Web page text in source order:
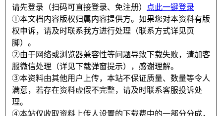
请先登录（扫码可直接登录、免注册）
点此一键登录
①本文档内容版权归属内容提供方。如果您对本资料有版
权申诉，请及时联系我方进行处理（联系方式详见页
脚）。
②由于网络或浏览器兼容性等问题导致下载失败，请加客
服微信处理（详见下载弹窗提示），感谢理解。
③本资料由其他用户上传，本站不保证质量、数量等令人
满意，若存在资料虚假不完整，请及时联系客服投诉处
理。
④本站仅收取资料上传人设置的下载费中的一部分分成，